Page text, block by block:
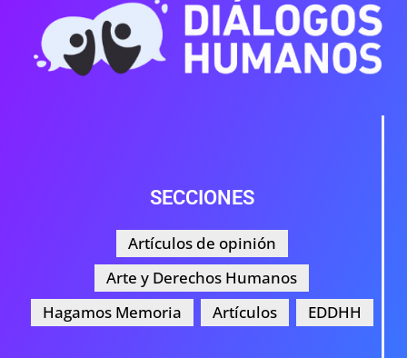
SECCIONES
Artículos de opinión
Arte y Derechos Humanos
Hagamos Memoria
Artículos EDDHH